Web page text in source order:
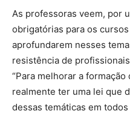
As professoras veem, por
obrigatórias para os
aprofundarem nesses
resistência de
“Para melhorar a
realmente ter uma lei que
dessas temáticas em